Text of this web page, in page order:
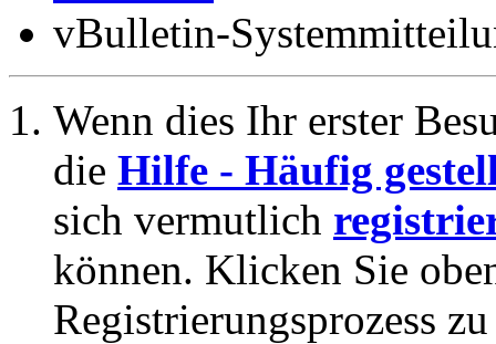
vBulletin-
Wenn dies Ihr erster
die Hilfe - Häufig
sich vermutlich
können. Klicken Sie
Registrierungsprozess